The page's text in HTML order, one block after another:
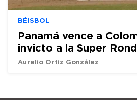
BÉISBOL
Panamá vence a
invicto a la Super
Aurelio Ortiz González